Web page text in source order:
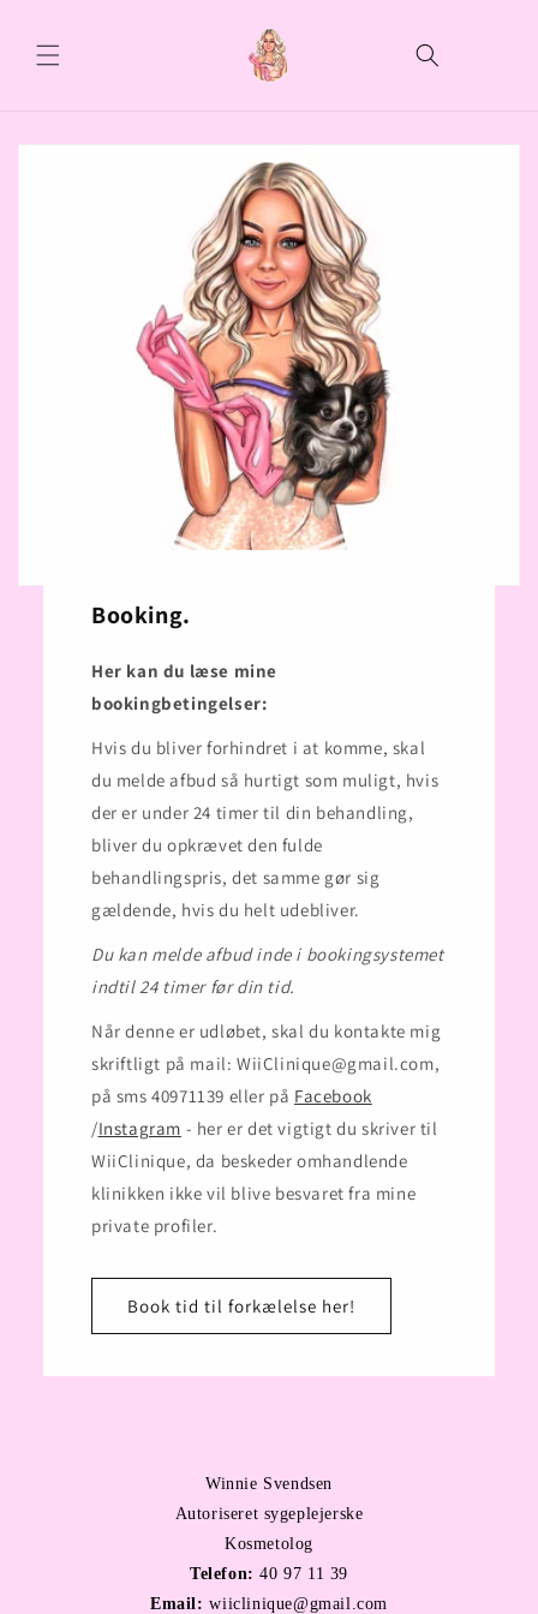
Booking.
Her kan du læse mine
bookingbetingelser:
Hvis du bliver forhindret i at komme, skal
du melde afbud så hurtigt som muligt, hvis
der er under 24 timer til din behandling,
bliver du opkrævet den fulde
behandlingspris, det samme gør sig
gældende, hvis du helt udebliver.
Du kan melde afbud inde i bookingsystemet
indtil 24 timer før din tid.
Når denne er udløbet, skal du kontakte mig
skriftligt på mail: WiiClinique@gmail.com,
på sms 40971139 eller på Facebook
/Instagram - her er det vigtigt du skriver til
WiiClinique, da beskeder omhandlende
klinikken ikke vil blive besvaret fra mine
private profiler.
Book tid til forkælelse her!
Winnie Svendsen
Autoriseret sygeplejerske
Kosmetolog
Telefon: 40 97 11 39
Email: wiiclinique@gmail.com